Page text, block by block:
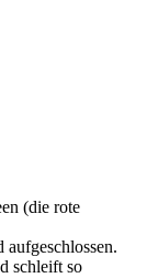
(die rote
schleift so